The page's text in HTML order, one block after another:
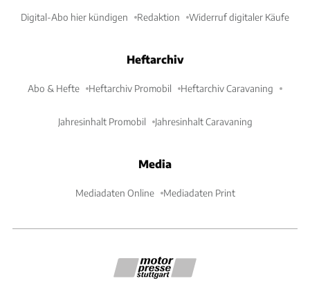
Digital-Abo hier kündigen Redaktion Widerruf digitaler Käufe
Heftarchiv
Abo & Hefte Heftarchiv Promobil Heftarchiv Caravaning
Jahresinhalt Promobil Jahresinhalt Caravaning
Media
Mediadaten Online Mediadaten Print